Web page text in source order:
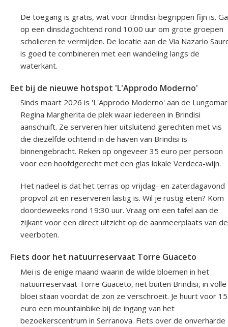
De toegang is gratis, wat voor Brindisi-begrippen fijn is. Ga
op een dinsdagochtend rond 10:00 uur om grote groepen
scholieren te vermijden. De locatie aan de Via Nazario
is goed te combineren met een wandeling langs de
waterkant.
Eet bij de nieuwe hotspot 'L'Approdo Moderno'
Sinds maart 2026 is 'L'Approdo Moderno' aan de
Regina Margherita de plek waar iedereen in Brindisi
aanschuift. Ze serveren hier uitsluitend gerechten met vis
die diezelfde ochtend in de haven van Brindisi is
binnengebracht. Reken op ongeveer 35 euro per persoon
voor een hoofdgerecht met een glas lokale Verdeca-wijn.
Het nadeel is dat het terras op vrijdag- en zaterdagavond
propvol zit en reserveren lastig is. Wil je rustig eten? Kom
doordeweeks rond 19:30 uur. Vraag om een tafel aan de
zijkant voor een direct uitzicht op de aanmeerplaats van de
veerboten.
Fiets door het natuurreservaat Torre Guaceto
Mei is de enige maand waarin de wilde bloemen in het
natuurreservaat Torre Guaceto, net buiten Brindisi, in volle
bloei staan voordat de zon ze verschroeit. Je huurt voor 15
euro een mountainbike bij de ingang van het
bezoekerscentrum in Serranova. Fiets over de onverharde